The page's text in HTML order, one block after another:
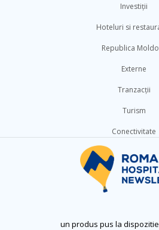
Investiții
Hoteluri si
Republica
Externe
Tranzacții
Turism
Conectivitate
un produs pus la